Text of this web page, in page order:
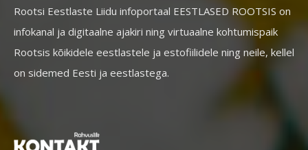
Rootsi Eestlaste Liidu infoportaal EESTLASED ROOTSIS on
infokanal ja digitaalne ajakiri ning virtuaalne kohtumispaik
Rootsis kõikidele eestlastele ja estofiilidele ning neile, kellel
on sidemed Eesti ja eestlastega.